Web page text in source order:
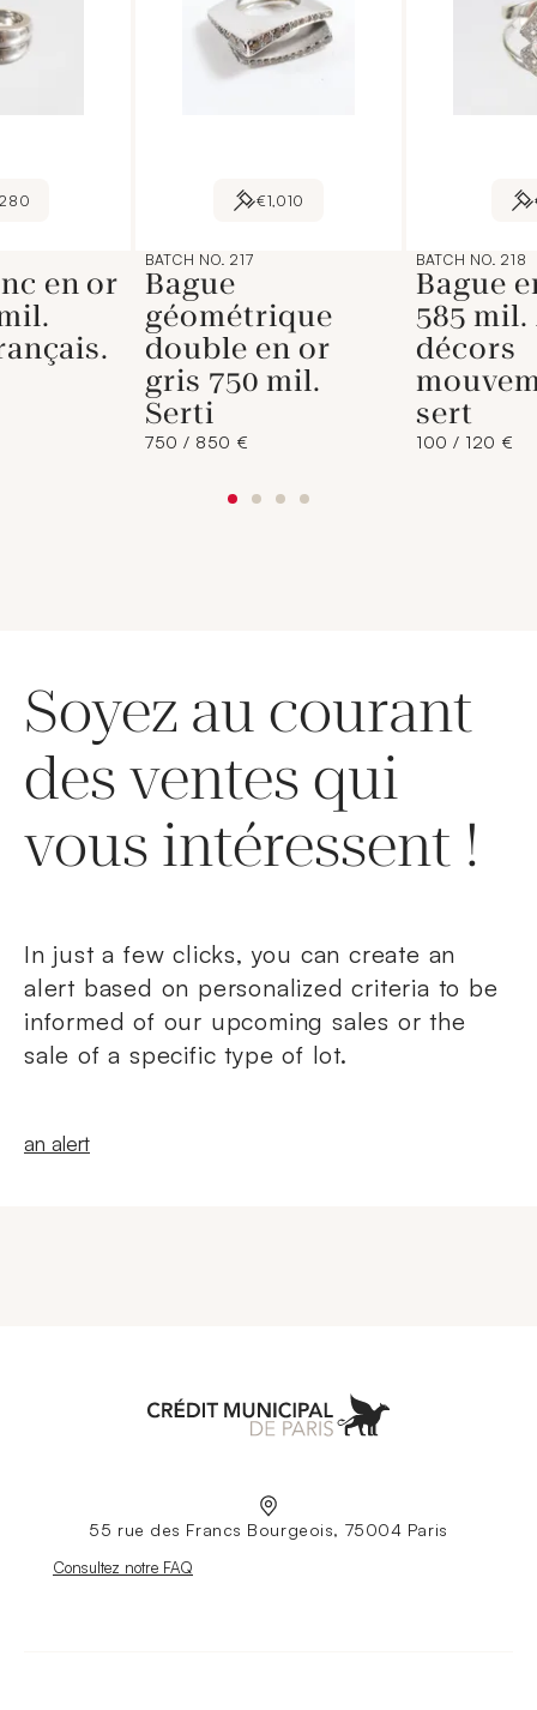
en or
€1,010
BATCH NO. 217
Bague
géométrique
double en or
gris 750 mil.
Serti
750 / 850 €
BATCH NO. 218
Bague
585 mil.
décors
sert
100 / 120 €
Soyez au courant
des ventes qui
vous intéressent !
In just a few clicks, you can create an
alert based on personalized criteria to be
informed of our upcoming sales or the
sale of a specific type of lot.
New windowCreate
an alert
55 rue des Francs Bourgeois, 75004 Paris
Nouvelle fenêtre
Consultez notre FAQ